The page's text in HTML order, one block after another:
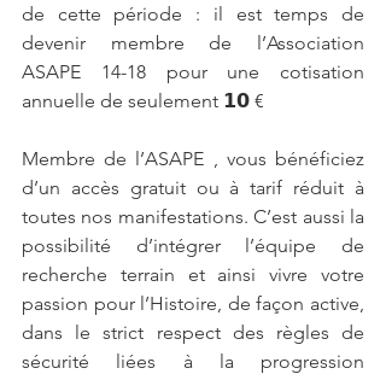
de cette période : il est temps de
devenir membre de l’Association
ASAPE 14-18 pour une cotisation
annuelle de seulement 𝟭𝟬 €
Membre de l’ASAPE , vous bénéficiez
d’un accès gratuit ou à tarif réduit à
toutes nos manifestations. C’est aussi la
possibilité d’intégrer l’équipe de
recherche terrain et ainsi vivre votre
passion pour l’Histoire, de façon active,
dans le strict respect des règles de
sécurité liées à la progression